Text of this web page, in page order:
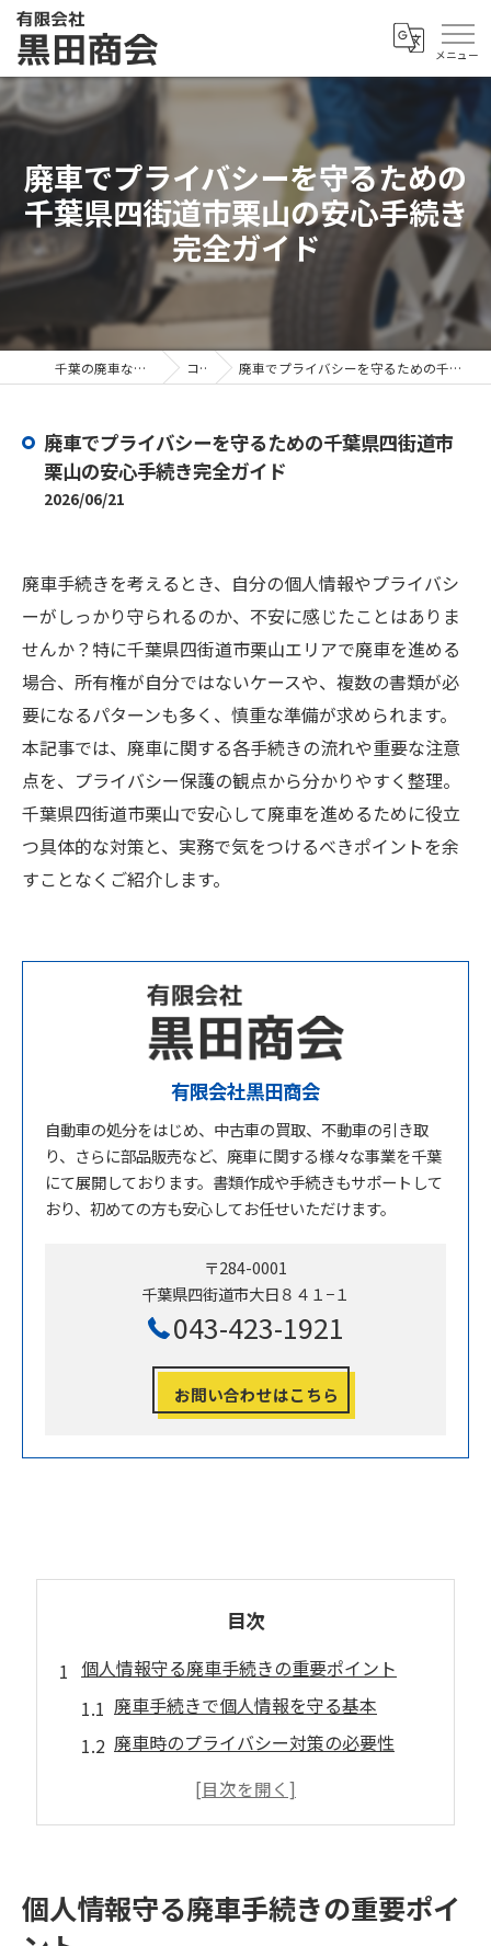
廃車でプライバシーを守るための
千葉県四街道市栗山の安心手続き
完全ガイド
千葉の廃車なら有限会社黒田商会 コラム 廃車でプライバシーを守るための千葉県四街道市栗山の安心手続き完全ガイド
廃車でプライバシーを守るための千葉県四街道市
栗山の安心手続き完全ガイド
2026/06/21
廃車手続きを考えるとき、自分の個人情報やプライバシ
ーがしっかり守られるのか、不安に感じたことはありま
せんか？特に千葉県四街道市栗山エリアで廃車を進める
場合、所有権が自分ではないケースや、複数の書類が必
要になるパターンも多く、慎重な準備が求められます。
本記事では、廃車に関する各手続きの流れや重要な注意
点を、プライバシー保護の観点から分かりやすく整理。
千葉県四街道市栗山で安心して廃車を進めるために役立
つ具体的な対策と、実務で気をつけるべきポイントを余
すことなくご紹介します。
有限会社黒田商会
自動車の処分をはじめ、中古車の買取、不動車の引き取
り、さらに部品販売など、廃車に関する様々な事業を千葉
にて展開しております。書類作成や手続きもサポートして
おり、初めての方も安心してお任せいただけます。
〒284-0001
千葉県四街道市大日８４１−１
043-423-1921
お問い合わせはこちら
目次
個人情報守る廃車手続きの重要ポイント
廃車手続きで個人情報を守る基本
廃車時のプライバシー対策の必要性
安全な廃車準備と書類管理のコツ
千葉県四街道市栗山で安心の廃車対応方法
廃車を安心して依頼できる窓口探し
個人情報守る廃車手続きの重要ポイ